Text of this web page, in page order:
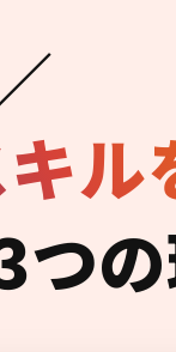
ル
つ